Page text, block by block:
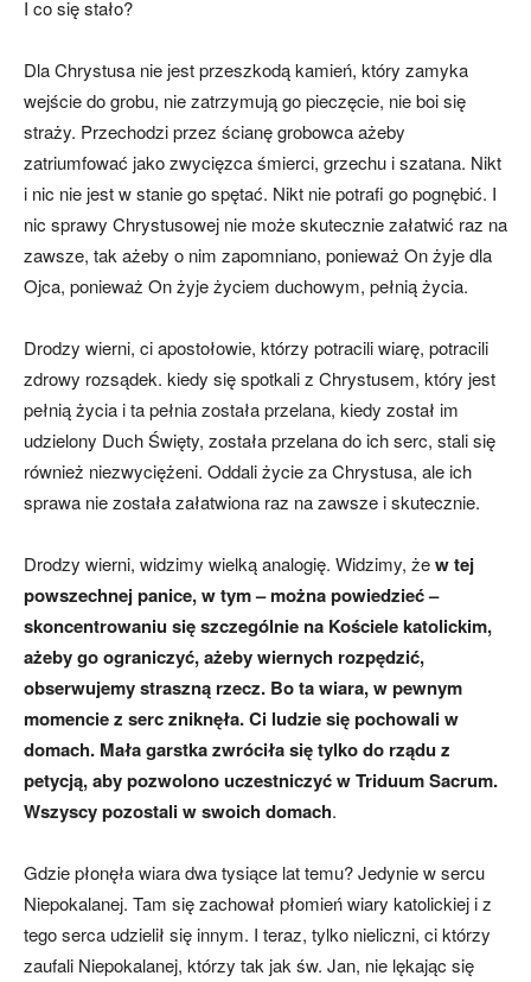
I co się stało?
Dla Chrystusa nie jest przeszkodą kamień, który zamyka
wejście do grobu, nie zatrzymują go pieczęcie, nie boi się
straży. Przechodzi przez ścianę grobowca ażeby
zatriumfować jako zwycięzca śmierci, grzechu i szatana. Nikt
i nic nie jest w stanie go spętać. Nikt nie potrafi go pognębić. I
nic sprawy Chrystusowej nie może skutecznie załatwić raz na
zawsze, tak ażeby o nim zapomniano, ponieważ On żyje dla
Ojca, ponieważ On żyje życiem duchowym, pełnią życia.
Drodzy wierni, ci apostołowie, którzy potracili wiarę, potracili
zdrowy rozsądek. kiedy się spotkali z Chrystusem, który jest
pełnią życia i ta pełnia została przelana, kiedy został im
udzielony Duch Święty, została przelana do ich serc, stali się
również niezwyciężeni. Oddali życie za Chrystusa, ale ich
sprawa nie została załatwiona raz na zawsze i skutecznie.
Drodzy wierni, widzimy wielką analogię. Widzimy, żew tej
powszechnej panice, w tym – można powiedzieć –
skoncentrowaniu się szczególnie na Kościele katolickim,
ażeby go ograniczyć, ażeby wiernych rozpędzić,
obserwujemy straszną rzecz. Bo ta wiara, w pewnym
momencie z serc zniknęła. Ci ludzie się pochowali w
domach. Mała garstka zwróciła się tylko do rządu z
petycją, aby pozwolono uczestniczyć w Triduum Sacrum.
Wszyscy pozostali w swoich domach.
Gdzie płonęła wiara dwa tysiące lat temu? Jedynie w sercu
Niepokalanej. Tam się zachował płomień wiary katolickiej i z
tego serca udzielił się innym. I teraz, tylko nieliczni, ci którzy
zaufali Niepokalanej, którzy tak jak św. Jan, nie lękając się